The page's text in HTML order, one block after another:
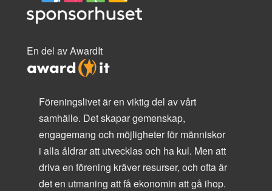
En del av AwardIt
Föreningslivet är en viktig del av vårt
samhälle. Det skapar gemenskap,
engagemang och möjligheter för människor
i alla åldrar att utvecklas och ha kul. Men att
driva en förening kräver resurser, och ofta är
det en utmaning att få ekonomin att gå ihop.